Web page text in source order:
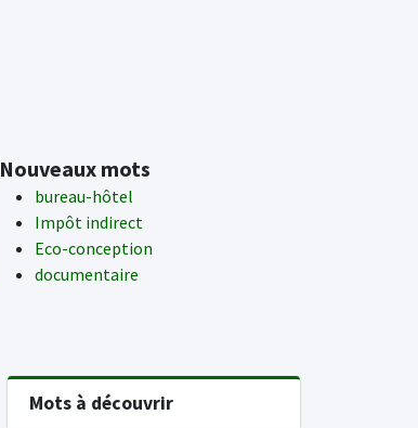
Nouveaux mots
bureau-hôtel
Impôt indirect
Eco-conception
documentaire
Mots à découvrir